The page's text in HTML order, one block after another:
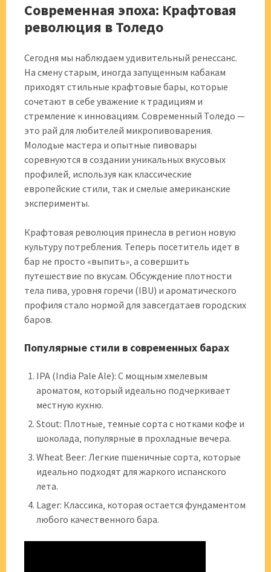
Современная эпоха: Крафтовая
революция в Толедо
Сегодня мы наблюдаем удивительный ренессанс.
На смену старым‚ иногда запущенным кабакам
приходят стильные крафтовые бары‚ которые
сочетают в себе уважение к традициям и
стремление к инновациям. Современный Толедо —
это рай для любителей микропивоварения.
Молодые мастера и опытные пивовары
соревнуются в создании уникальных вкусовых
профилей‚ используя как классические
европейские стили‚ так и смелые американские
эксперименты.
Крафтовая революция принесла в регион новую
культуру потребления. Теперь посетитель идет в
бар не просто «выпить»‚ а совершить
путешествие по вкусам. Обсуждение плотности
тела пива‚ уровня горечи (IBU) и ароматического
профиля стало нормой для завсегдатаев городских
баров.
Популярные стили в современных барах
IPA (India Pale Ale): С мощным хмелевым
ароматом‚ который идеально подчеркивает
местную кухню.
Stout: Плотные‚ темные сорта с нотками кофе и
шоколада‚ популярные в прохладные вечера.
Wheat Beer: Легкие пшеничные сорта‚ которые
идеально подходят для жаркого испанского
лета.
Lager: Классика‚ которая остается фундаментом
любого качественного бара.